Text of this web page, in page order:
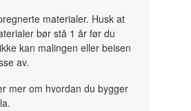
materialer. Husk at
bør stå 1 år før du
kan malingen eller beisen
av.
mer om hvordan du bygger